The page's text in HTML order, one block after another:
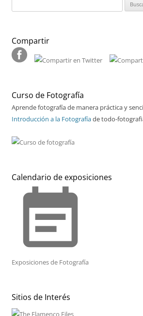
Compartir
Curso de Fotografía
Aprende fotografía de manera práctica y
Introducción a la Fotografíade todo-
Calendario de exposiciones
event_note
Exposiciones de Fotografía
Sitios de Interés